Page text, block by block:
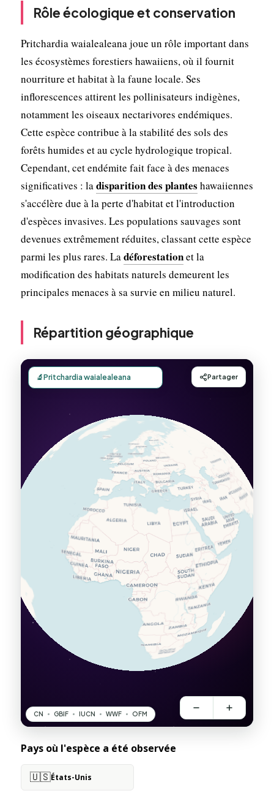
Rôle écologique et conservation
Pritchardia waialealeana joue un rôle important dans
les écosystèmes forestiers hawaiiens, où il fournit
nourriture et habitat à la faune locale. Ses
inflorescences attirent les pollinisateurs indigènes,
notamment les oiseaux nectarivores endémiques.
Cette espèce contribue à la stabilité des sols des
forêts humides et au cycle hydrologique tropical.
Cependant, cet endémite fait face à des menaces
significatives : ladisparition des plantes hawaiiennes
s'accélère due à la perte d'habitat et l'introduction
d'espèces invasives. Les populations sauvages sont
devenues extrêmement réduites, classant cette espèce
parmi les plus rares. Ladéforestationet la
modification des habitats naturels demeurent les
principales menaces à sa survie en milieu naturel.
Répartition géographique
Pays où l'espèce a été observée
🇺🇸États-Unis